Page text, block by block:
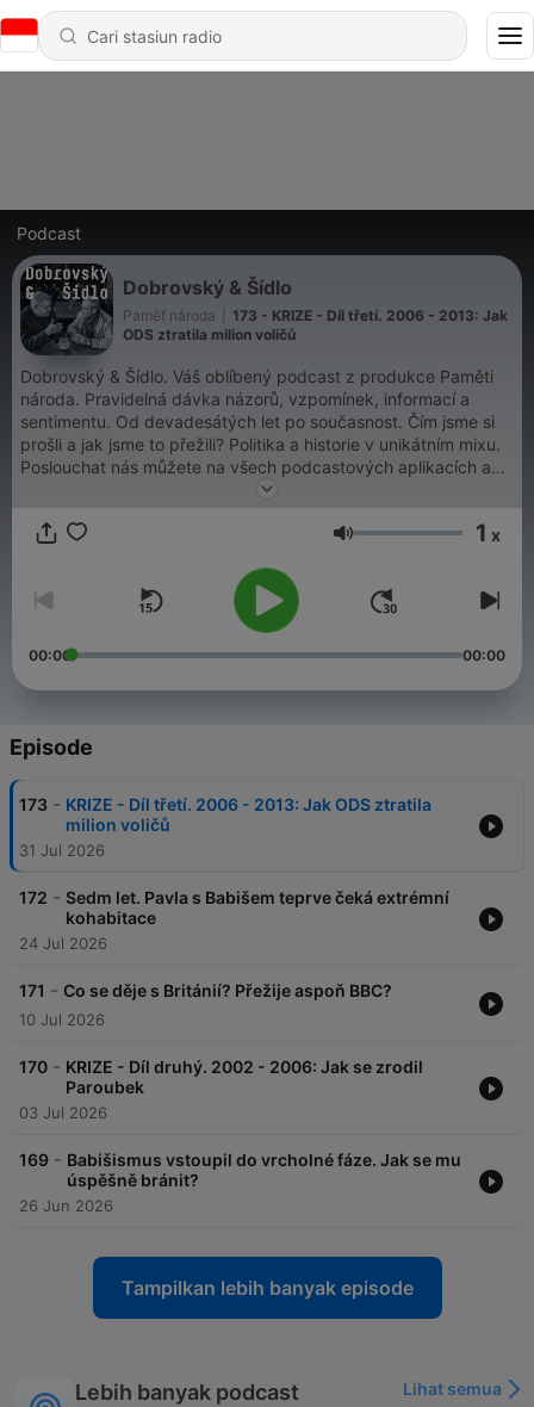
Podcast
Dobrovský & Šídlo
Paměť národa
173 - KRIZE - Díl třetí. 2006 - 2013: Jak
ODS ztratila milion voličů
Dobrovský & Šídlo. Váš oblíbený podcast z produkce Paměti
národa. Pravidelná dávka názorů, vzpomínek, informací a
sentimentu. Od devadesátých let po současnost. Čím jsme si
prošli a jak jsme to přežili? Politika a historie v unikátním mixu.
Poslouchat nás můžete na všech podcastových aplikacích a
také na magazin.pametnaroda.cz.
Už více jak čtyři roky se s vámi pravidelně potkáváme v
protože věříme, že má smysl mluvit o tom, co bylo – i o tom, co
se děje teď. Teď je čas na další krok – Dobrovský & Šídlo
částečně přechází na HeroHero. Najdete tam celé, delší
epizody a bonusový obsah. A hlavně – budete u toho s námi.
herohero.co/dobrovskysidlo
Volume 1 x
00:00 00:00
Episode
173 - KRIZE - Díl třetí. 2006 - 2013: Jak ODS ztratila
milion voličů
31 Jul 2026
172 - Sedm let. Pavla s Babišem teprve čeká extrémní
kohabitace
24 Jul 2026
171 - Co se děje s Británií? Přežije aspoň BBC?
10 Jul 2026
170 - KRIZE - Díl druhý. 2002 - 2006: Jak se zrodil
Paroubek
03 Jul 2026
169 - Babišismus vstoupil do vrcholné fáze. Jak se mu
úspěšně bránit?
26 Jun 2026
Tampilkan lebih banyak episode
Lebih banyak podcast
Lihat semua